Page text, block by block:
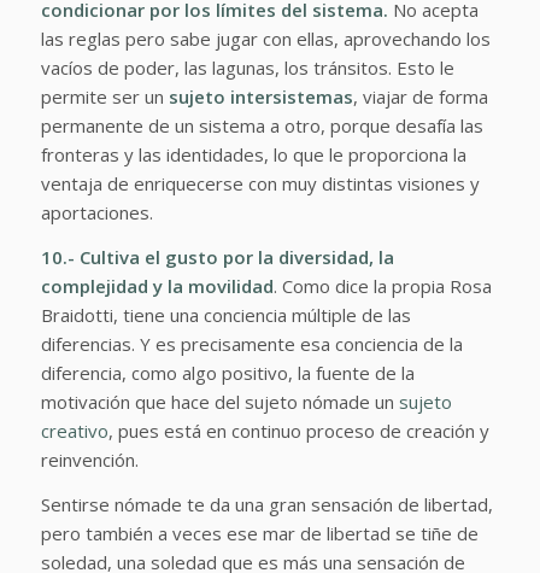
condicionar por los límites del sistema. No acepta
las reglas pero sabe jugar con ellas, aprovechando los
vacíos de poder, las lagunas, los tránsitos. Esto le
permite ser un sujeto intersistemas, viajar de forma
permanente de un sistema a otro, porque desafía las
fronteras y las identidades, lo que le proporciona la
ventaja de enriquecerse con muy distintas visiones y
aportaciones.
10.- Cultiva el gusto por la diversidad, la
complejidad y la movilidad. Como dice la propia Rosa
Braidotti, tiene una conciencia múltiple de las
diferencias. Y es precisamente esa conciencia de la
diferencia, como algo positivo, la fuente de la
motivación que hace del sujeto nómade un sujeto
creativo, pues está en continuo proceso de creación y
reinvención.
Sentirse nómade te da una gran sensación de libertad,
pero también a veces ese mar de libertad se tiñe de
soledad, una soledad que es más una sensación de